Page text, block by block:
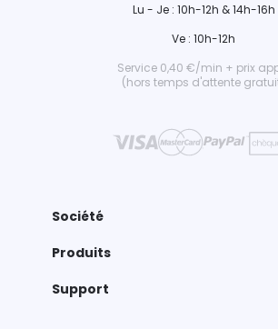
Lu - Je : 10h-12h & 14h-16h
Ve : 10h-12h
Service 0,40 €/min + prix
(hors temps d'attente
Société
Produits
Support